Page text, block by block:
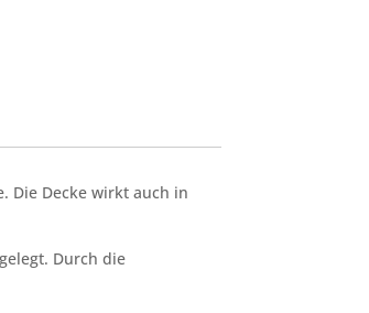
Die Decke wirkt auch in
Durch die